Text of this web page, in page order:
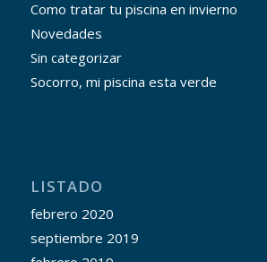
Como tratar tu piscina en invierno
Novedades
Sin categorizar
Socorro, mi piscina esta verde
LISTADO
febrero 2020
septiembre 2019